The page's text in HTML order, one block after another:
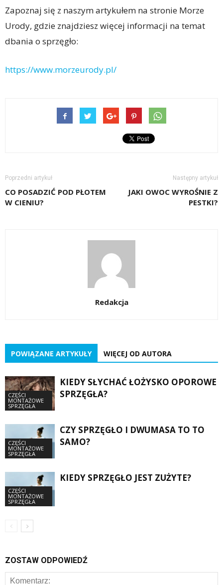
Zapoznaj się z naszym artykułem na stronie Morze
Urody, gdzie znajdziesz więcej informacji na temat
dbania o sprzęgło:
https://www.morzeurody.pl/
Poprzedni artykuł
CO POSADZIĆ POD PŁOTEM
W CIENIU?
Następny artykuł
JAKI OWOC WYROŚNIE Z
PESTKI?
Redakcja
POWIĄZANE ARTYKUŁY WIĘCEJ OD AUTORA
CZĘŚCI
MONTAŻOWE
SPRZĘGŁA
KIEDY SŁYCHAĆ ŁOŻYSKO OPOROWE
SPRZĘGŁA?
CZĘŚCI
MONTAŻOWE
SPRZĘGŁA
CZY SPRZĘGŁO I DWUMASA TO TO
SAMO?
CZĘŚCI
MONTAŻOWE
SPRZĘGŁA
KIEDY SPRZĘGŁO JEST ZUŻYTE?
ZOSTAW ODPOWIEDŹ